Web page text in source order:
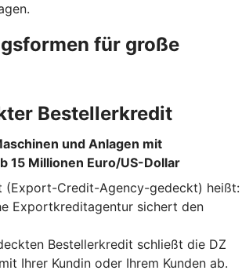
für große
Bestellerkredit
und Anlagen mit
15 Millionen Euro/US-Dollar
(Export-Credit-Agency-gedeckt) heißt:
Exportkreditagentur sichert den
Bestellerkredit schließt die DZ
Ihrer Kundin oder Ihrem Kunden ab.